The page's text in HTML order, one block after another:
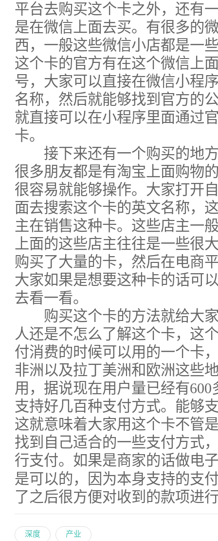
平台去购买这个卡之外，还有
是在微信上面去买。有很多的
西，一般这些微信小店都是一
这个卡的官方有在这个微信上
号，大家可以直接在微信小程
名称，然后就能够找到官方的
就直接可以在小程序里面通过
卡。
接下来还有一个购买的地方
很多朋友都是有淘宝上面购物
很容易就能够操作。大家打开
面去搜索这个卡的英文名称，
主在销售这种卡。这些店主一
上面的这些店主往往是一些很
购买了大量的卡，然后在电商
大家如果是想要这种卡的话可
去看一看。
购买这个卡的方法就给大家
人还是不怎么了解这个卡，这
付消费的时候可以用的一个卡
非洲以及拉丁美洲和欧洲这些
用，据说现在用户量已经有
支持好几百种支付方式。能够
这就意味着大家用这个卡不管
找到自己适合的一些支付方式
行支付。如果是商家的话做电
是可以的，因为本身支持的支
了之后很方便对收到的款项进
深度 产业